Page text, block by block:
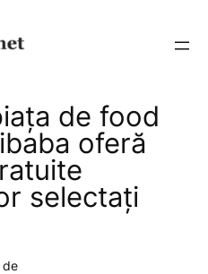
de food
oferă
selectați
de